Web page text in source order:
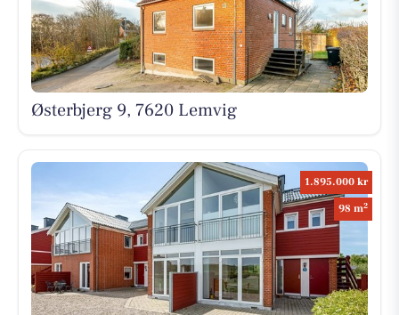
Østerbjerg 9, 7620 Lemvig
1.895.000 kr
98 m2